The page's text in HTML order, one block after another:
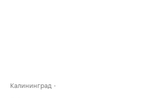
Калининград